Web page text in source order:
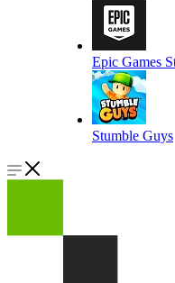
Epic Games
Stumble Guys